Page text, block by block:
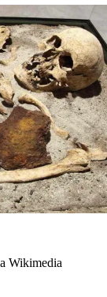
Wikimedia